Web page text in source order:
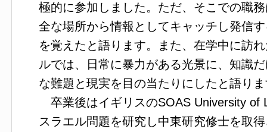
極的に参加しました。ただ、そこでの職
全な場所から情報としてキャッチし発信
を覚えたと語ります。また、在学中に訪
ルでは、日常に暴力がある光景に、知識
な難題と現実を目の当たりにしたと語り
卒業後はイギリスのSOAS University of
スラエル問題を研究し中東研究修士を取